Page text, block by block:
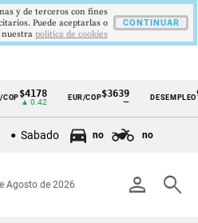
0.42
EUR/COP$3639 DESEMPLEO9,9
▼
Sabado no no
person search
Agosto de 2026
y de terceros con fines
Puede aceptarlas o
politica de cookies
CONTINUAR